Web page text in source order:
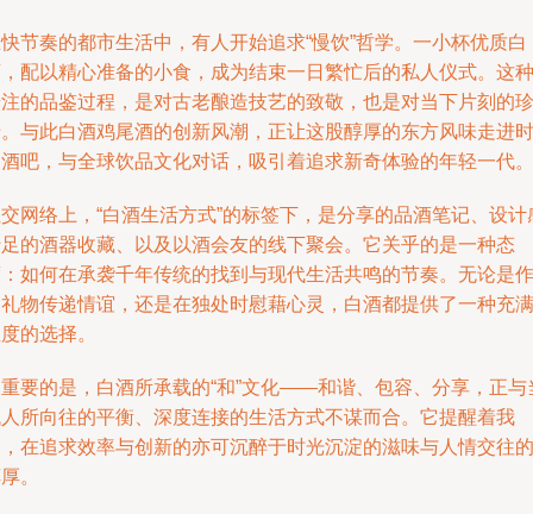
节奏的都市生活中，有人开始追求“慢饮”哲学。一小杯优质白
配以精心准备的小食，成为结束一日繁忙后的私人仪式。这种
的品鉴过程，是对古老酿造技艺的致敬，也是对当下片刻的珍
与此白酒鸡尾酒的创新风潮，正让这股醇厚的东方风味走进时
吧，与全球饮品文化对话，吸引着追求新奇体验的年轻一代。
网络上，“白酒生活方式”的标签下，是分享的品酒笔记、设计
的酒器收藏、以及以酒会友的线下聚会。它关乎的是一种态
如何在承袭千年传统的找到与现代生活共鸣的节奏。无论是作
物传递情谊，还是在独处时慰藉心灵，白酒都提供了一种充满
的选择。
要的是，白酒所承载的“和”文化——和谐、包容、分享，正与
所向往的平衡、深度连接的生活方式不谋而合。它提醒着我
在追求效率与创新的亦可沉醉于时光沉淀的滋味与人情交往的
。